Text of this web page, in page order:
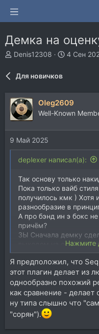
Демка на
А
о
р
т
е
м
Denis12308
Д
н
а
4 Сен
Для новичков
Oleg2609
Well-Known
9 Май 2025
deplexer написал(а):
Так основу только
Пока только вайб
получилось кмк ) Хотя
разнообразие в
А про бэнд ин э бокс
причём?
ЗЫ Сначала демку
выходом на основной
излишним таймингом и
демка..
Нажмите
Я предположил, что
этот плагин делает из
однообразно похожий
как сравнение -
ну типа слышно что
"сорян").